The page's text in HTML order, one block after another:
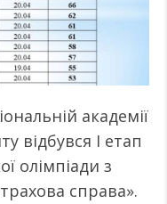
академії
відбувся І етап
олімпіади з
справа».